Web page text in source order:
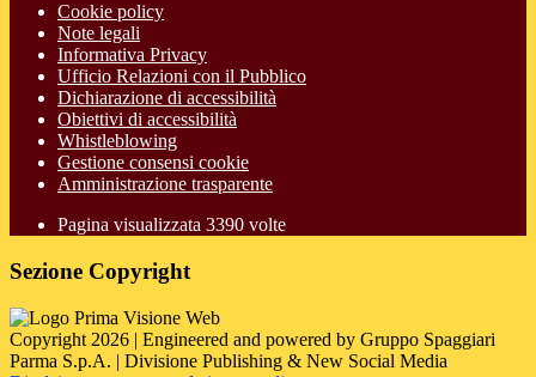
Cookie policy
Note legali
Informativa Privacy
Ufficio Relazioni con il Pubblico
Dichiarazione di accessibilità
Obiettivi di accessibilità
Whistleblowing
Gestione consensi cookie
Amministrazione trasparente
Pagina visualizzata 3390 volte
Sezione Copyright
Copyright 2026 | Engineered and powered by Gruppo Spaggiari
Parma S.p.A. | Divisione Publishing & New Social Media